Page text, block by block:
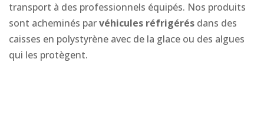
transport à des professionnels équipés. Nos produits
sont acheminés parvéhicules réfrigérés dans des
caisses en polystyrène avec de la glace ou des algues
qui les protègent.